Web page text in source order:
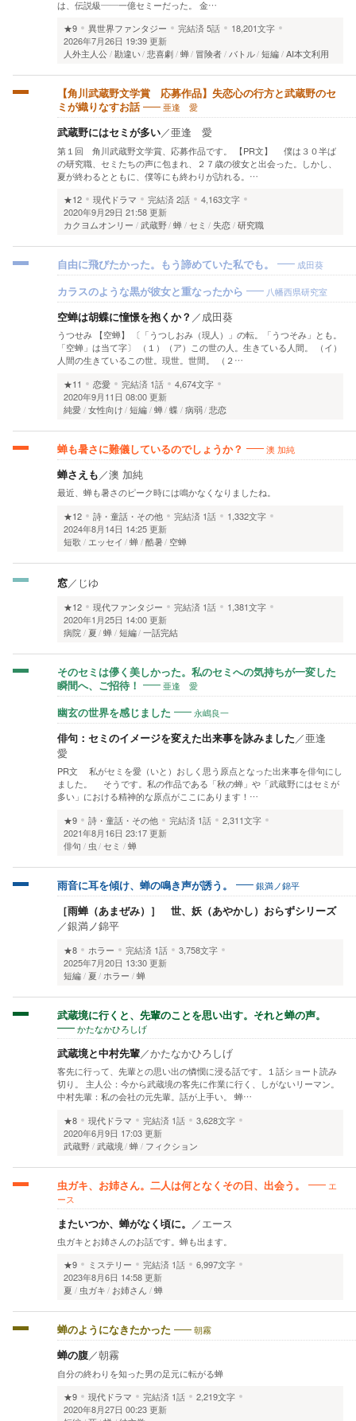
は、伝説級――一億セミーだった。 金…
★9
異世界ファンタジー 完結済5話
18,201文字
2026年7月26日 19:39 更新
人外主人公 勘違い 悲喜劇 蝉 冒険者 バトル 短編 AI本文利用
【角川武蔵野文学賞 応募作品】失恋心の行方と武蔵野のセ
ミが織りなすお話
亜逢 愛
武蔵野にはセミが多い／亜逢 愛
第１回 角川武蔵野文学賞、応募作品です。 【PR文】 僕は３０半ば
の研究職、セミたちの声に包まれ、２７歳の彼女と出会った。しかし、
夏が終わるとともに、僕等にも終わりが訪れる。…
★12
現代ドラマ 完結済2話
4,163文字
2020年9月29日 21:58 更新
カクヨムオンリー
武蔵野 蝉 セミ 失恋 研究職
自由に飛びたかった。もう諦めていた私でも。 成田葵
カラスのような黒が彼女と重なったから 八幡西県研究室
空蝉は胡蝶に憧憬を抱くか？ ／成田葵
うつせみ 【空蝉】 〔「うつしおみ（現人）」の転。「うつそみ」とも。
「空蝉」は当て字〕 （１）（ア）この世の人。生きている人間。 （イ）
人間の生きているこの世。現世。世間。 （２…
★11
恋愛 完結済 1話
4,674文字
2020年9月11日 08:00 更新
純愛 女性向け 短編 蝉 蝶 病弱 悲恋
蝉も暑さに難儀しているのでしょうか？ 澳 加純
蝉さえも ／澳 加純
最近、蝉も暑さのピーク時には鳴かなくなりましたね。
★12
詩・童話・その他 完結済 1話
1,332文字
2024年8月14日 14:25 更新
短歌
エッセイ 蝉 酷暑 空蝉
窓／ じゆ
★12 現代ファンタジー 完結済 1話
1,381文字
2020年1月25日 14:00 更新
病院 夏 蝉 短編 一話完結
そのセミは儚く美しかった。私のセミへの気持ちが一変した
瞬間へ、ご招待！
亜逢 愛
幽玄の世界を感じました 永嶋良一
俳句：セミのイメージを変えた出来事を詠みました／亜逢
愛
PR文 私がセミを愛（いと）おしく思う原点となった出来事を俳句にし
ました。 そうです。私の作品である「秋の蝉」や「武蔵野にはセミが
多い」における精神的な原点がここにあります！…
★9
詩・童話・その他 完結済 1話
2,311文字
2021年8月16日 23:17 更新
俳句
虫 セミ 蝉
雨音に耳を傾け、蝉の鳴き声が誘う。 銀満ノ錦平
［雨蝉（あまぜみ）］ 世、妖（あやかし）おらずシリーズ
／銀満ノ錦平
★8 ホラー 完結済 1話
3,758文字
2025年7月20日 13:30 更新
短編 夏 ホラー 蝉
武蔵境に行くと、先輩のことを思い出す。それと蝉の声。
かたなかひろしげ
武蔵境と中村先輩／かたなかひろしげ
客先に行って、先輩との思い出の憐憫に浸る話です。１話ショート読み
切り。 主人公：今から武蔵境の客先に作業に行く、しがないリーマン。
中村先輩：私の会社の元先輩。話が上手い。 蝉…
★8
現代ドラマ 完結済 1話
3,628文字
2020年6月9日 17:03 更新
武蔵野 武蔵境 蝉 フィクション
虫ガキ、お姉さん。二人は何となくその日、出会う。
エ
ース
またいつか、蝉がなく頃に。 ／エース
虫ガキとお姉さんのお話です。蝉も出ます。
★9
ミステリー 完結済 1話
6,997文字
2023年8月6日 14:58 更新
夏
虫ガキ お姉さん 蝉
蝉のようになきたかった 朝霧
蝉の腹／朝霧
自分の終わりを知った男の足元に転がる蝉
★9
現代ドラマ 完結済 1話
2,219文字
2020年8月27日 00:23 更新